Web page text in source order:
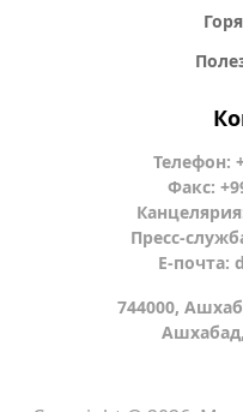
Телефон:
Факс:
Пресс-
Е-почта:
744000,